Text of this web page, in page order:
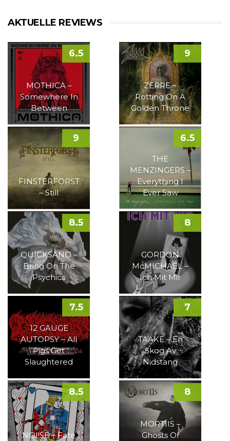
AKTUELLE REVIEWS
MOTHICA –
Somewhere In
Between
6.5
ZERRE –
Rotting On A
Golden Throne
9
FINSTERFORST
– Still
9
THE
MENZINGERS –
Everything I
Ever Saw
6.5
QUICKSAND –
Bring On The
Psychics
8.5
GORDON
McMICHAEL –
Ich Mit Mir
8
12 GAUGE
AUTOPSY – All
Pigs Get
Slaughtered
7.5
TAAKE – En
Skog Av
Nidstang
7
NOI!SE – Fate
8.5
MORTIIS –
Ghosts Of
8